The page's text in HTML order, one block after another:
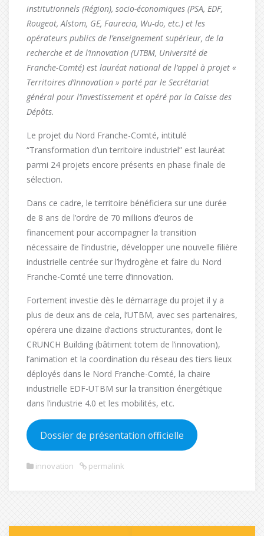
institutionnels (Région), socio-économiques (PSA, EDF,
Rougeot, Alstom, GE, Faurecia, Wu-do, etc.) et les
opérateurs publics de l’enseignement supérieur, de la
recherche et de l’innovation (UTBM, Université de
Franche-Comté) est lauréat national de l’appel à projet «
Territoires d’Innovation » porté par le Secrétariat
général pour l’investissement et opéré par la Caisse des
Dépôts.
Le projet du Nord Franche-Comté, intitulé
“Transformation d’un territoire industriel” est lauréat
parmi 24 projets encore présents en phase finale de
sélection.
Dans ce cadre, le territoire bénéficiera sur une durée
de 8 ans de l’ordre de 70 millions d’euros de
financement pour accompagner la transition
nécessaire de l’industrie, développer une nouvelle filière
industrielle centrée sur l’hydrogène et faire du Nord
Franche-Comté une terre d’innovation.
Fortement investie dès le démarrage du projet il y a
plus de deux ans de cela, l’UTBM, avec ses partenaires,
opérera une dizaine d’actions structurantes, dont le
CRUNCH Building (bâtiment totem de l’innovation),
l’animation et la coordination du réseau des tiers lieux
déployés dans le Nord Franche-Comté, la chaire
industrielle EDF-UTBM sur la transition énergétique
dans l’industrie 4.0 et les mobilités, etc.
Dossier de présentation officielle
innovation permalink